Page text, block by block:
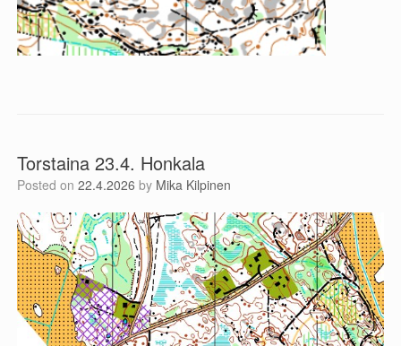
Torstaina 23.4. Honkala
Posted on 22.4.2026 by Mika Kilpinen